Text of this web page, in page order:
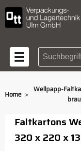
Home > Wellpapp-
Faltkartons
320 x 220 x